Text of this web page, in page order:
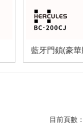
藍牙門鎖(豪
目前頁數